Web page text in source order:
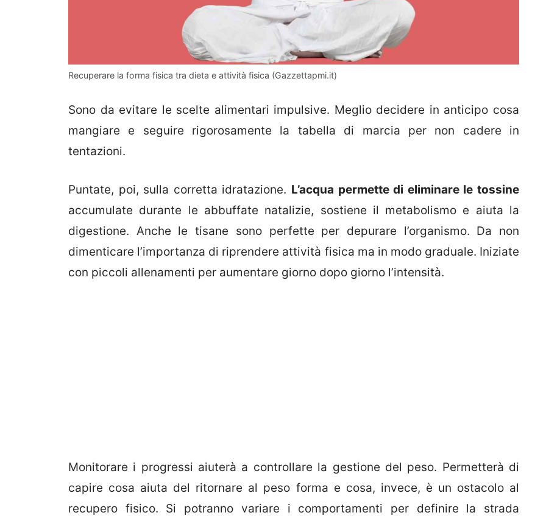
Recuperare la forma fisica tra dieta e attività fisica (Gazzettapmi.it)
Sono da evitare le scelte alimentari impulsive. Meglio decidere in anticipo cosa
mangiare e seguire rigorosamente la tabella di marcia per non cadere in
tentazioni.
Puntate, poi, sulla corretta idratazione. L’acqua permette di eliminare le tossine
accumulate durante le abbuffate natalizie, sostiene il metabolismo e aiuta la
digestione. Anche le tisane sono perfette per depurare l’organismo. Da non
dimenticare l’importanza di riprendere attività fisica ma in modo graduale. Iniziate
con piccoli allenamenti per aumentare giorno dopo giorno l’intensità.
Monitorare i progressi aiuterà a controllare la gestione del peso. Permetterà di
capire cosa aiuta del ritornare al peso forma e cosa, invece, è un ostacolo al
recupero fisico. Si potranno variare i comportamenti per definire la strada